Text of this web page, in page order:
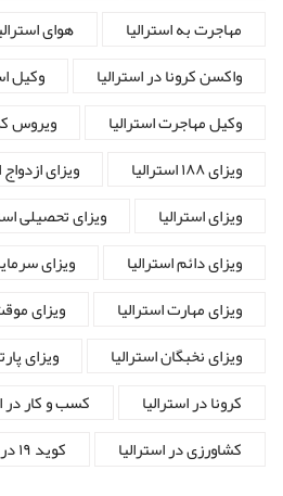
مهاجرت به استرالیا
هوای
واکسن کرونا در استرالیا
وکیل
وکیل مهاجرت استرالیا
ویروس
ویزای ۱۸۸ استرالیا
ویزای ازدواج
ویزای استرالیا
ویزای تحصیلی
ویزای دائم استرالیا
ویزای
ویزای مهارت استرالیا
ویزای
ویزای نخبگان استرالیا
ویزای
کرونا در استرالیا
کسب و کار در
کشاورزی در استرالیا
کوید ۱۹ در استرالیا